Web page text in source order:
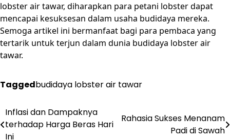
lobster air tawar, diharapkan para petani lobster dapat
mencapai kesuksesan dalam usaha budidaya mereka.
Semoga artikel ini bermanfaat bagi para pembaca yang
tertarik untuk terjun dalam dunia budidaya lobster air
tawar.
Taggedbudidaya lobster air tawar
Post
navigation
Inflasi dan Dampaknya
terhadap Harga Beras Hari
Ini
Rahasia Sukses Menanam
Padi di Sawah